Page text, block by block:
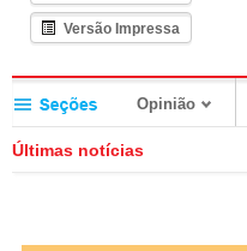
Versão Impressa
Opinião
Últimas notícias